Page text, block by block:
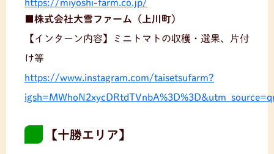
https://miyoshi-farm.co.jp/
■株式会社大雪ファーム（上川町）
【インターン内容】ミニトマトの収穫・選果、片付
け等
https://www.instagram.com/taisetsufarm?
【十勝エリア】